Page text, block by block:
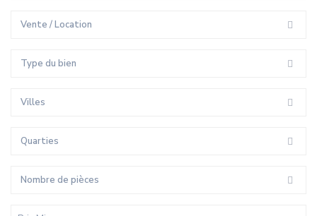
Vente / Location
Type du bien
Villes
Quarties
Nombre de pièces